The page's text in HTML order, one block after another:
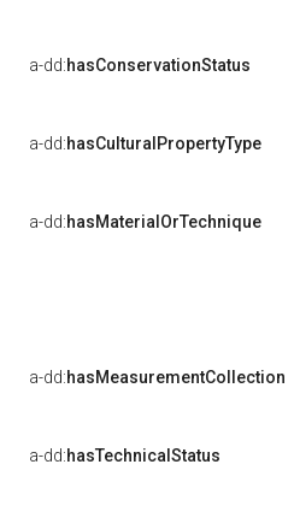
a-dd:hasConservationStatus
a-dd:hasCulturalPropertyType
a-dd:hasMaterialOrTechnique
a-dd:hasMeasurementCollection
a-dd:hasTechnicalStatus